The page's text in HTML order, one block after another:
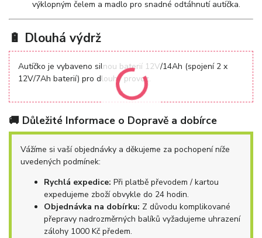
výklopným čelem a madlo pro snadné odtáhnutí autíčka.
🔋 Dlouhá výdrž
Autíčko je vybaveno silnou baterií 12V/14Ah (spojení 2 x
12V/7Ah baterií) pro dlouhý provoz.
🚚 Důležité Informace o Dopravě a dobírce
Vážíme si vaší objednávky a děkujeme za pochopení níže
uvedených podmínek:
Rychlá expedice: Při platbě převodem / kartou
expedujeme zboží obvykle do 24 hodin.
Objednávka na dobírku: Z důvodu komplikované
přepravy nadrozměrných balíků vyžadujeme uhrazení
zálohy 1000 Kč předem.